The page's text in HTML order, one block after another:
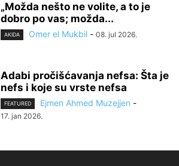
„Možda nešto ne volite, a to je
dobro po vas; možda...
AKIDA Omer el Mukbil - 08. jul 2026.
Adabi pročišćavanja nefsa: Šta je
nefs i koje su vrste nefsa
FEATURED Ejmen Ahmed Muzejjen -
17. jan 2026.